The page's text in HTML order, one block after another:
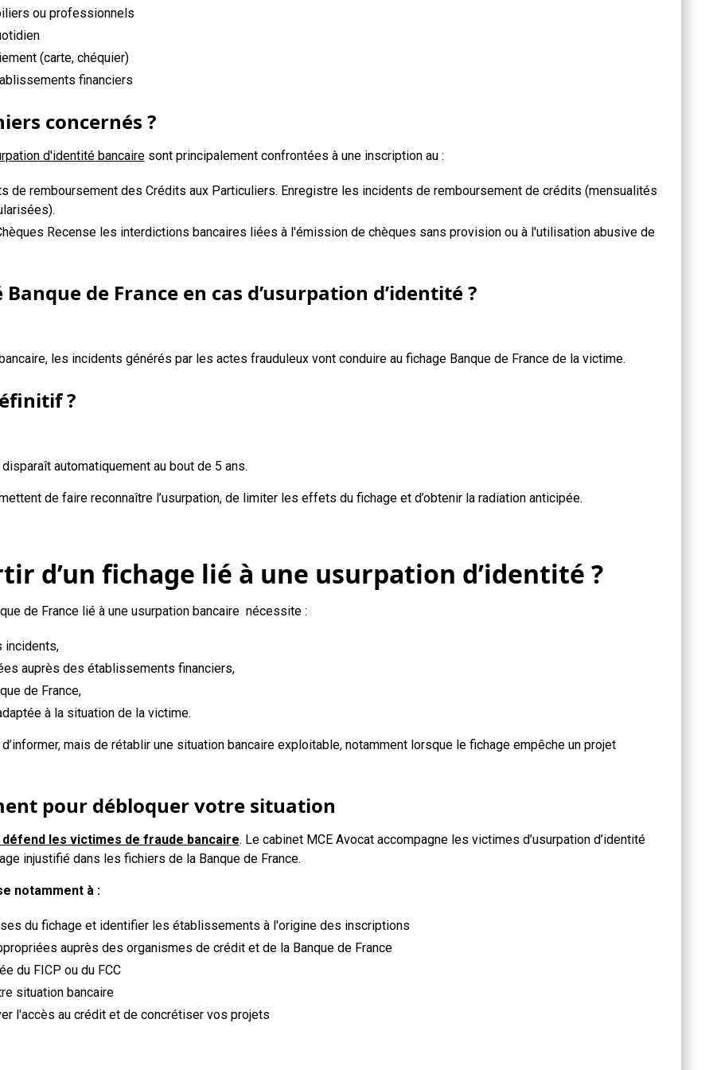
ou professionnels
(carte, chéquier)
financiers
concernés ?
d'identité bancairesont principalement confrontées à une inscription au :
de remboursement des Crédits aux Particuliers. Enregistre les incidents de remboursement de crédits (mensualités
Recense les interdictions bancaires liées à l'émission de chèques sans provision ou à l'utilisation abusive de
de France en cas d’usurpation d’identité ?
les incidents générés par les actes frauduleux vont conduire au fichage Banque de France de la victime.
?
automatiquement au bout de 5 ans.
de faire reconnaître l’usurpation, de limiter les effets du fichage et d’obtenir la radiation anticipée.
d’un fichage lié à une usurpation d’identité ?
de France lié à une usurpation bancaire nécessite :
incidents,
auprès des établissements financiers,
de France,
à la situation de la victime.
mais de rétablir une situation bancaire exploitable, notamment lorsque le fichage empêche un projet
pour débloquer votre situation
les victimes de fraude bancaire. Le cabinet MCE Avocat accompagne les victimes d’usurpation d’identité
injustifié dans les fichiers de la Banque de France.
notamment à :
du fichage et identifier les établissements à l'origine des inscriptions
auprès des organismes de crédit et de la Banque de France
du FICP ou du FCC
situation bancaire
l'accès au crédit et de concrétiser vos projets